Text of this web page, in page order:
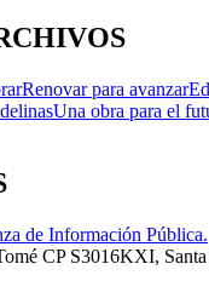
Renovar para avanzar
Una obra para el
de Información Pública.
CP S3016KXI,